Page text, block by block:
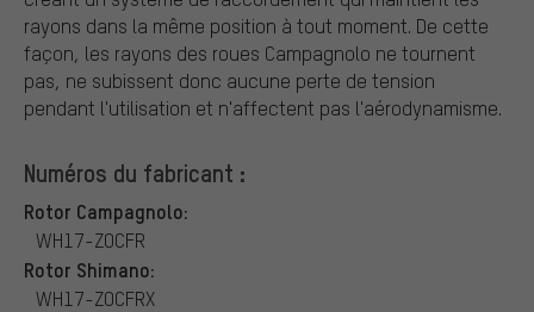
rayons dans la même position à tout moment. De cette
façon, les rayons des roues Campagnolo ne tournent
pas, ne subissent donc aucune perte de tension
pendant l'utilisation et n'affectent pas l'aérodynamisme.
Numéros du fabricant :
Rotor Campagnolo:
WH17-ZOCFR
Rotor Shimano:
WH17-ZOCFRX